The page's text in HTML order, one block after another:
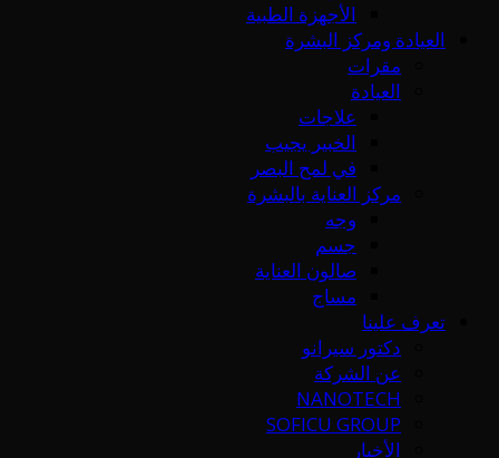
الأجهزة الطبية
العيادة ومركز البشرة
مقرات
العيادة
علاجات
الخبير يجيب
في لمح البصر
مركز العناية بالبشرة
وجه
جسم
صالون العناية
مساج
تعرف علينا
دكتور سيرانو
عن الشركة
NANOTECH
SOFICU GROUP
الأخبار